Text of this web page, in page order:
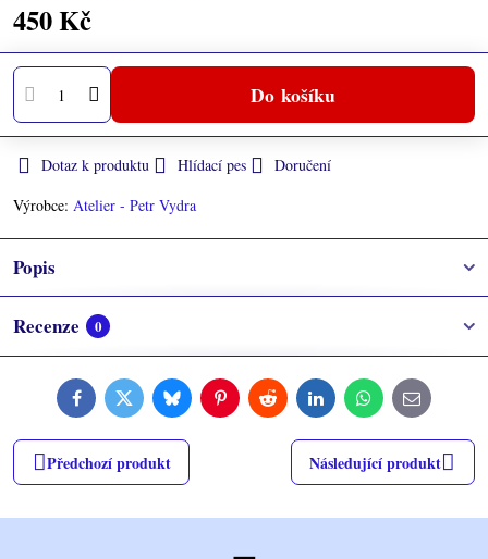
450 Kč
Do košíku
Dotaz k produktu Hlídací pes
Doručení
Výrobce: Atelier - Petr Vydra
Popis
Recenze 0
FacebookTwitterBlueskyPinterestReddit LinkedInWhatsApp
E-
mail
Předchozí produkt Následující produkt